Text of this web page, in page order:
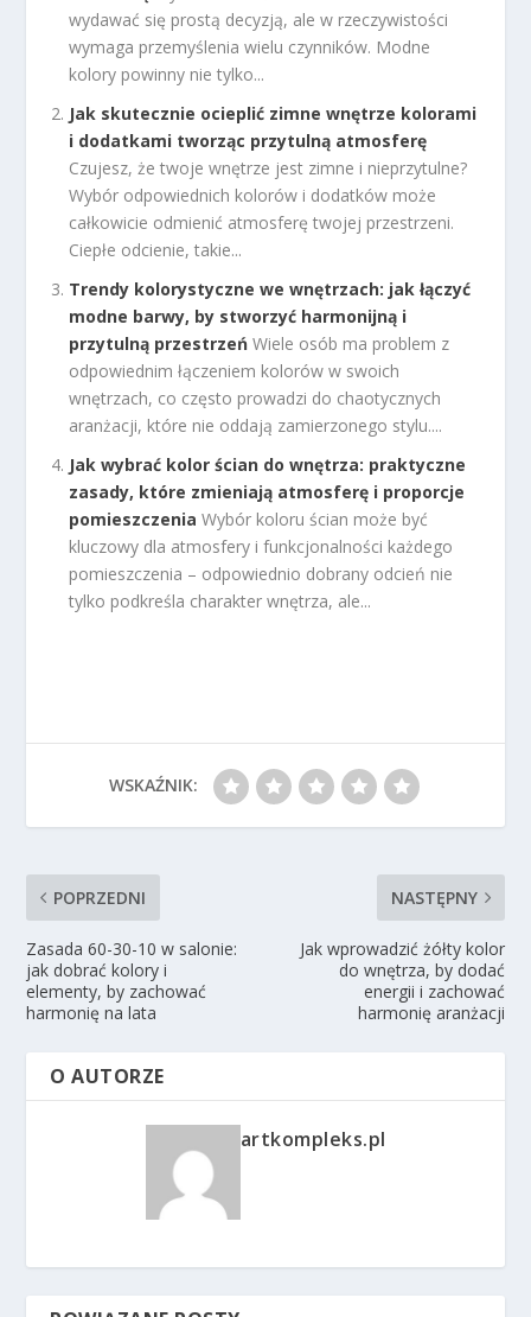
wydawać się prostą decyzją, ale w rzeczywistości
wymaga przemyślenia wielu czynników. Modne
kolory powinny nie tylko...
Jak skutecznie ocieplić zimne wnętrze kolorami
i dodatkami tworząc przytulną atmosferę
Czujesz, że twoje wnętrze jest zimne i nieprzytulne?
Wybór odpowiednich kolorów i dodatków może
całkowicie odmienić atmosferę twojej przestrzeni.
Ciepłe odcienie, takie...
Trendy kolorystyczne we wnętrzach: jak łączyć
modne barwy, by stworzyć harmonijną i
przytulną przestrzeń Wiele osób ma problem z
odpowiednim łączeniem kolorów w swoich
wnętrzach, co często prowadzi do chaotycznych
aranżacji, które nie oddają zamierzonego stylu....
Jak wybrać kolor ścian do wnętrza: praktyczne
zasady, które zmieniają atmosferę i proporcje
pomieszczenia Wybór koloru ścian może być
kluczowy dla atmosfery i funkcjonalności każdego
pomieszczenia – odpowiednio dobrany odcień nie
tylko podkreśla charakter wnętrza, ale...
WSKAŹNIK:
POPRZEDNI
Zasada 60-30-10 w salonie:
jak dobrać kolory i
elementy, by zachować
harmonię na lata
NASTĘPNY
Jak wprowadzić żółty kolor
do wnętrza, by dodać
energii i zachować
harmonię aranżacji
O AUTORZE
artkompleks.pl